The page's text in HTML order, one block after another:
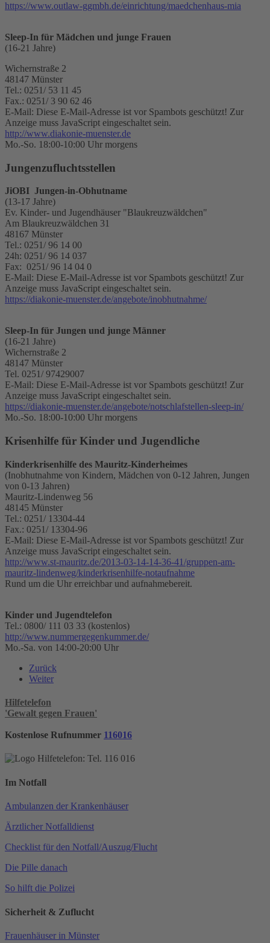
https://www.outlaw-ggmbh.de/einrichtung/maedchenhaus-mia
Sleep-In für Mädchen und junge Frauen
(16-21 Jahre)
Wichernstraße 2
48147 Münster
Tel.: 0251/ 53 11 45
Fax.: 0251/ 3 90 62 46
E-Mail: Diese E-Mail-Adresse ist vor Spambots geschützt! Zur
Anzeige muss JavaScript eingeschaltet sein.
http://www.diakonie-muenster.de
Mo.-So. 18:00-10:00 Uhr morgens
Jungenzufluchtsstellen
JiOBI Jungen-in-Obhutname
(13-17 Jahre)
Ev. Kinder- und Jugendhäuser "Blaukreuzwäldchen"
Am Blaukreuzwäldchen 31
48167 Münster
Tel.: 0251/ 96 14 00
24h: 0251/ 96 14 037
Fax: 0251/ 96 14 04 0
E-Mail: Diese E-Mail-Adresse ist vor Spambots geschützt! Zur
Anzeige muss JavaScript eingeschaltet sein.
https://diakonie-muenster.de/angebote/inobhutnahme/
Sleep-In für Jungen und junge Männer
(16-21 Jahre)
Wichernstraße 2
48147 Münster
Tel. 0251/ 97429007
E-Mail: Diese E-Mail-Adresse ist vor Spambots geschützt! Zur
Anzeige muss JavaScript eingeschaltet sein.
https://diakonie-muenster.de/angebote/notschlafstellen-sleep-in/
Mo.-So. 18:00-10:00 Uhr morgens
Krisenhilfe für Kinder und Jugendliche
Kinderkrisenhilfe des Mauritz-Kinderheimes
(Inobhutnahme von Kindern, Mädchen von 0-12 Jahren, Jungen
von 0-13 Jahren)
Mauritz-Lindenweg 56
48145 Münster
Tel.: 0251/ 13304-44
Fax.: 0251/ 13304-96
E-Mail: Diese E-Mail-Adresse ist vor Spambots geschützt! Zur
Anzeige muss JavaScript eingeschaltet sein.
http://www.st-mauritz.de/2013-03-14-14-36-41/gruppen-am-
mauritz-lindenweg/kinderkrisenhilfe-notaufnahme
Rund um die Uhr erreichbar und aufnahmebereit.
Kinder und Jugendtelefon
Tel.: 0800/ 111 03 33 (kostenlos)
http://www.nummergegenkummer.de/
Mo.-Sa. von 14:00-20:00 Uhr
Zurück
Weiter
Hilfetelefon
'Gewalt gegen Frauen'
Kostenlose Rufnummer 116016
Im Notfall
Ambulanzen der Krankenhäuser
Ärztlicher Notfalldienst
Checklist für den Notfall/Auszug/Flucht
Die Pille danach
So hilft die Polizei
Sicherheit & Zuflucht
Frauenhäuser in Münster